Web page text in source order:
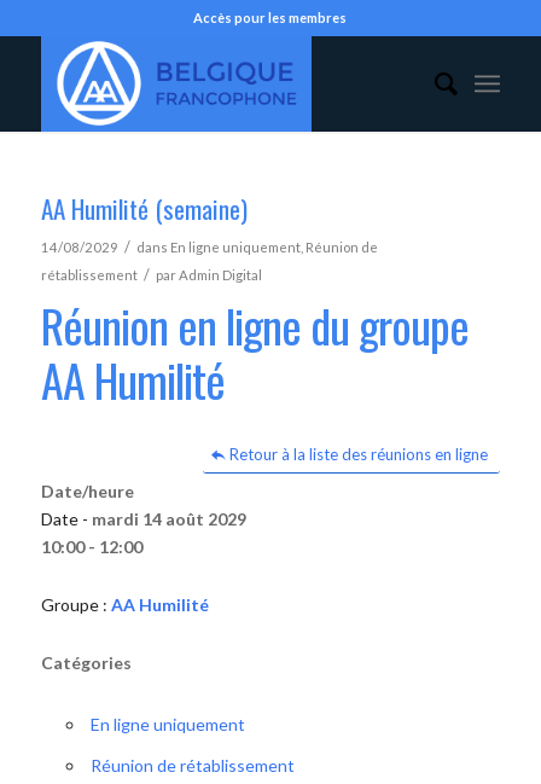
Accès pour les membres
AA Humilité (semaine)
14/08/2029 / dans En ligne uniquement, Réunion de
rétablissement / parAdmin Digital
Réunion en ligne du groupe
AA Humilité
Retour à la liste des réunions en ligne
Date/heure
Date - mardi 14 août 2029
10:00 - 12:00
Groupe : AA Humilité
Catégories
En ligne uniquement
Réunion de rétablissement